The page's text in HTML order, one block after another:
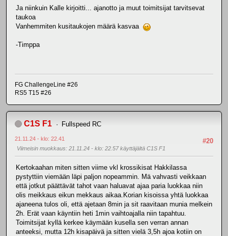
Ja niinkuin Kalle kirjoitti... ajanotto ja muut toimitsijat tarvitsevat
taukoa
Vanhemmiten kusitaukojen määrä kasvaa
-Timppa
FG ChallengeLine #26
RS5 T15 #26
C1S F1 Fullspeed RC
#20
21.11.24 - klo: 22.41
Viimeisin muokkaus: 21.11.24 - klo: 22.57 käyttäjältä C1S F1
Kertokaahan miten sitten viime vkl krossikisat Hakkilassa
pystyttiin viemään läpi paljon nopeammin. Mä vahvasti veikkaan
että jotkut päättävät tahot vaan haluavat ajaa paria luokkaa niin
olis meikkaus eikun mekkaus aikaa.Korian kisoissa yhtä luokkaa
ajaneena tulos oli, että ajetaan 8min ja sit raavitaan munia melkein
2h. Erät vaan käyntiin heti 1min vaihtoajalla niin tapahtuu.
Toimitsijat kyllä kerkee käymään kusella sen verran annan
anteeksi, mutta 12h kisapäivä ja sitten vielä 3,5h ajoa kotiin on